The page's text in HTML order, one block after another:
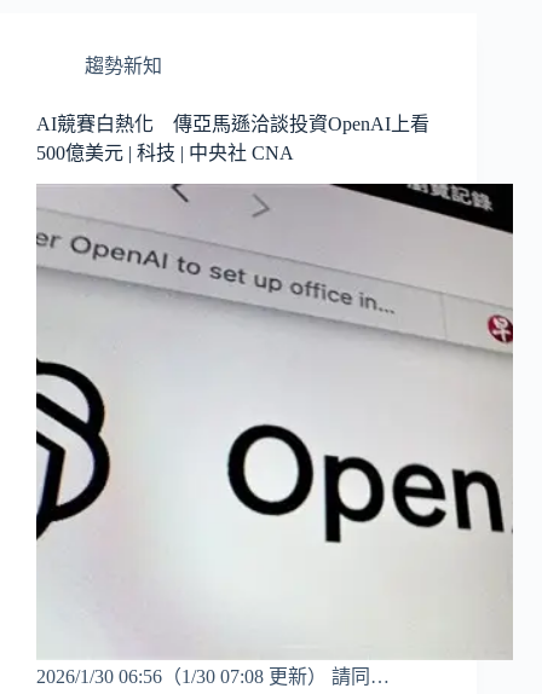
趨勢新知
AI競賽白熱化 傳亞馬遜洽談投資OpenAI上看
500億美元 | 科技 | 中央社 CNA
2026/1/30 06:56（1/30 07:08 更新） 請同…